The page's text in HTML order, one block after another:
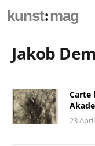
kunst:mag
Jakob
Carte
23